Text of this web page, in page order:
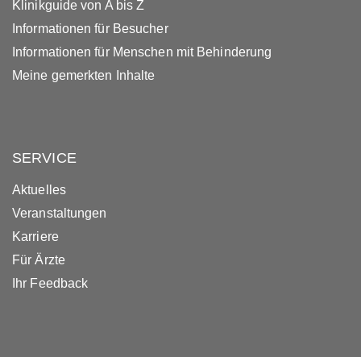
Klinikguide von A bis Z
Informationen für Besucher
Informationen für Menschen mit Behinderung
Meine gemerkten Inhalte
SERVICE
Aktuelles
Veranstaltungen
Karriere
Für Ärzte
Ihr Feedback